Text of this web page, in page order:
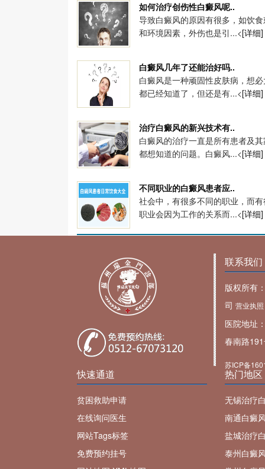
如何治疗创伤性白癜风呢..
导致白癜风的原因有很多，如饮
和环境因素，外伤也是引...<[详细]
白癜风几年了还能治好吗..
白癜风是一种顽固性皮肤病，想
都已经知道了，但还是有...<[详细]
治疗白癜风的新兴技术有..
白癜风的治疗一直是所有患者及
都想知道的问题。白癜风...<[详细]
不同职业的白癜风患者应..
社会中，有很多不同的职业，而
职业会因为工作的关系而...<[详细]
联系我们
版权所有
司 营业执照
医院地址
春南路
苏ICP备
快速通道
贫困救助申请
在线询问医生
网站Tags标签
免费预约挂号
热门地区
无锡治疗
南通白癜
盐城治疗
泰州白癜